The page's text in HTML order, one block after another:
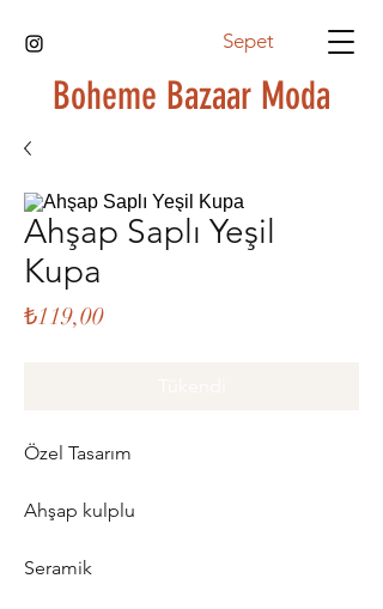
Sepet
Boheme Bazaar Moda
Ahşap Saplı Yeşil
Kupa
₺119,00Fiyat
Özel Tasarım
Ahşap kulplu
Seramik